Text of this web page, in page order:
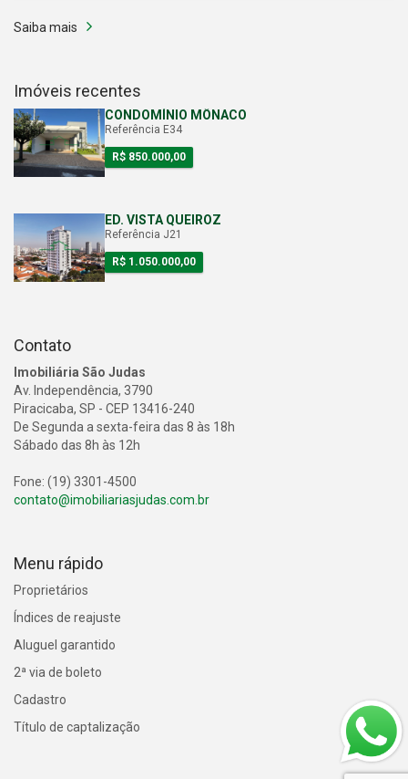
Saiba mais
Imóveis recentes
CONDOMÍNIO MÔNACO
Referência E34
R$ 850.000,00
ED. VISTA QUEIROZ
Referência J21
R$ 1.050.000,00
Contato
Imobiliária São Judas
Av. Independência, 3790
Piracicaba, SP - CEP 13416-240
De Segunda a sexta-feira das 8 às 18h
Sábado das 8h às 12h
Fone: (19) 3301-4500
contato@imobiliariasjudas.com.br
Menu rápido
Proprietários
Índices de reajuste
Aluguel garantido
2ª via de boleto
Cadastro
Título de captalização